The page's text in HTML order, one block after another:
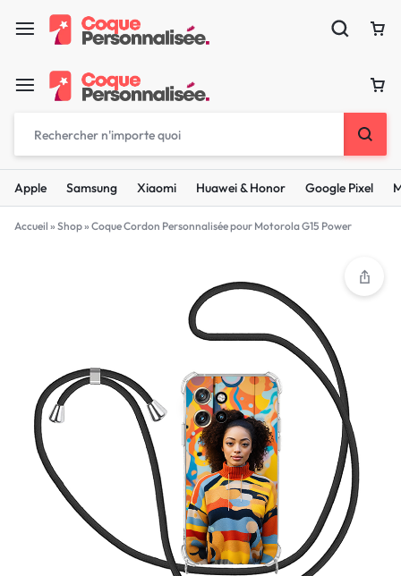
Apple Samsung Xiaomi Huawei & Honor Google Pixel
Accueil » Shop» Coque Cordon Personnalisée pour Motorola G15 Power